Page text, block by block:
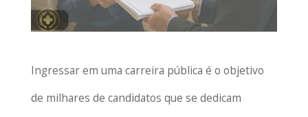
Ingressar em uma carreira pública é o objetivo
de milhares de candidatos que se dedicam